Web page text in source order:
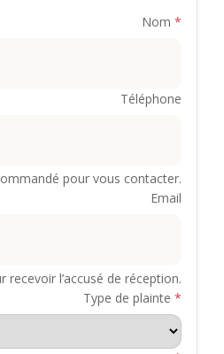
Nom *
Téléphone
pour vous contacter.
Email
recevoir l’accusé de réception.
Type de plainte *